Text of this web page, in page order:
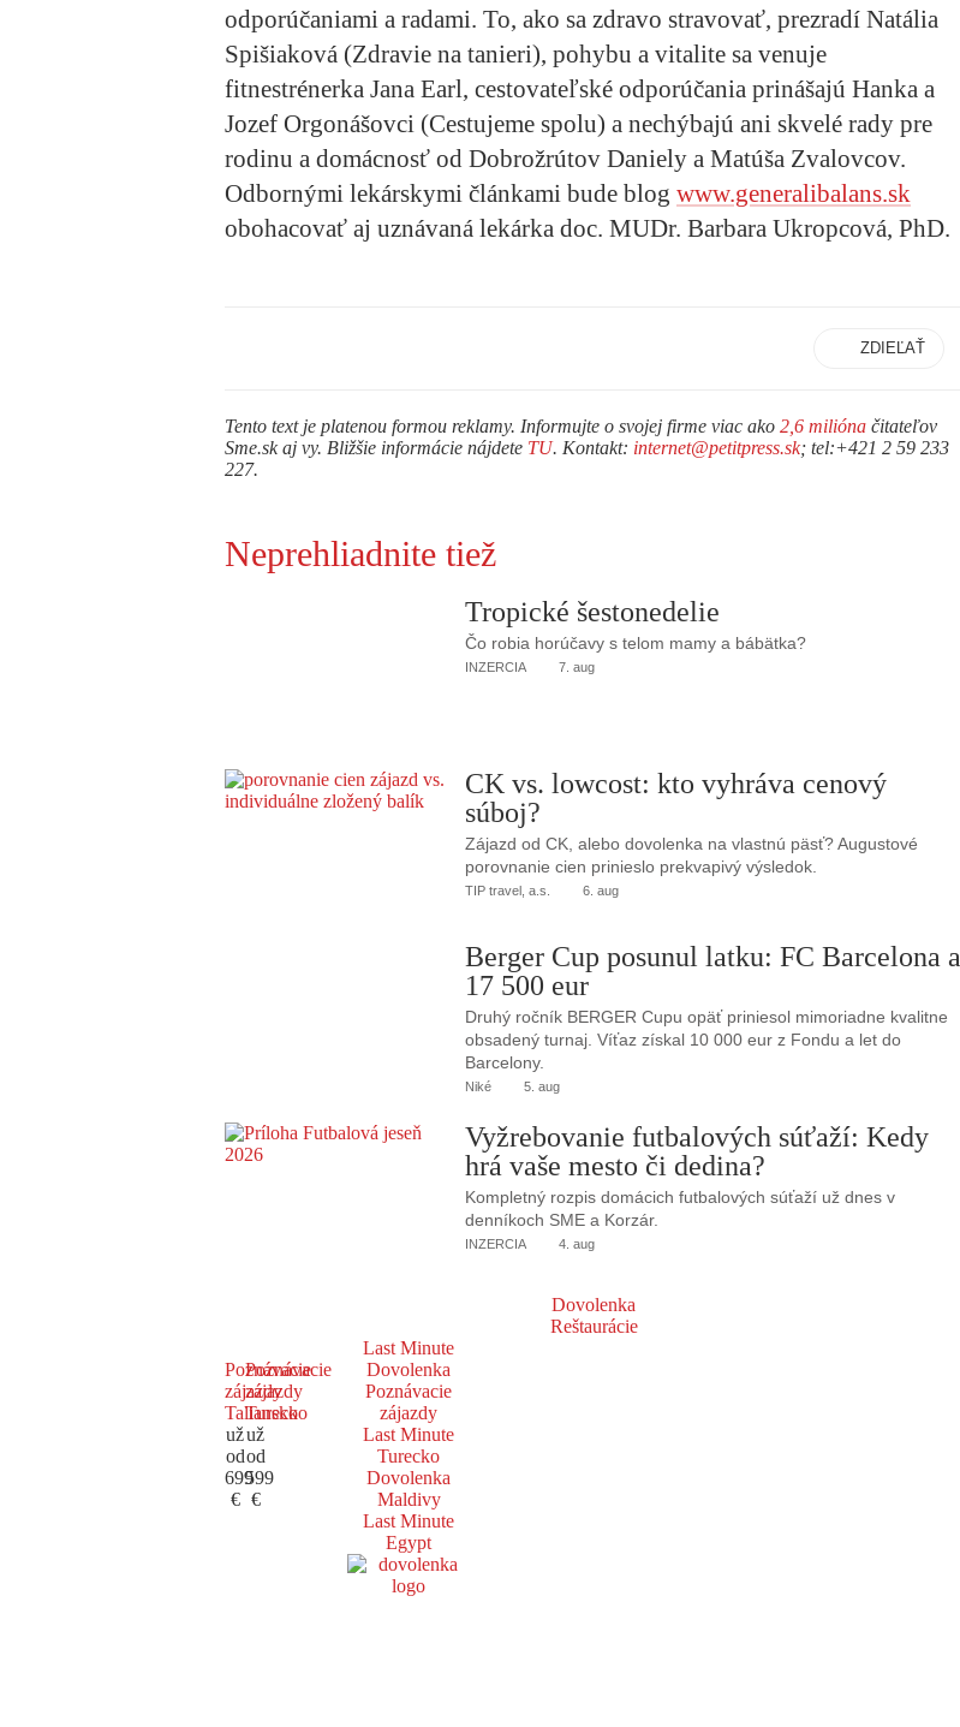
odporúčaniami a radami. To, ako sa zdravo stravovať, prezradí Natália
Spišiaková (Zdravie na tanieri), pohybu a vitalite sa venuje
fitnestrénerka Jana Earl, cestovateľské odporúčania prinášajú Hanka a
Jozef Orgonášovci (Cestujeme spolu) a nechýbajú ani skvelé rady pre
rodinu a domácnosť od Dobrožrútov Daniely a Matúša Zvalovcov.
Odbornými lekárskymi článkami bude blog www.generalibalans.sk
obohacovať aj uznávaná lekárka doc. MUDr. Barbara Ukropcová, PhD.
ZDIEĽAŤ
Tento text je platenou formou reklamy. Informujte o svojej firme viac ako 2,6 milióna čitateľov
Sme.sk aj vy. Bližšie informácie nájdete TU. Kontakt: internet@petitpress.sk; tel:+421 2 59 233
227.
Neprehliadnite tiež
Tropické šestonedelie
Čo robia horúčavy s telom mamy a bábätka?
INZERCIA 7. aug
CK vs. lowcost: kto vyhráva cenový
súboj?
Zájazd od CK, alebo dovolenka na vlastnú päsť? Augustové
porovnanie cien prinieslo prekvapivý výsledok.
TIP travel, a.s. 6. aug
Berger Cup posunul latku: FC Barcelona a
17 500 eur
Druhý ročník BERGER Cupu opäť priniesol mimoriadne kvalitne
obsadený turnaj. Víťaz získal 10 000 eur z Fondu a let do
Barcelony.
Niké 5. aug
Vyžrebovanie futbalových súťaží: Kedy
hrá vaše mesto či dedina?
Kompletný rozpis domácich futbalových súťaží už dnes v
denníkoch SME a Korzár.
INZERCIA 4. aug
Dovolenka
Reštaurácie
Poznávacie
zájazdy
Taliansko
už
od
699
€
Poznávacie
zájazdy
Turecko
už
od
599
€
Last Minute
Dovolenka
Poznávacie
zájazdy
Last Minute
Turecko
Dovolenka
Maldivy
Last Minute
Egypt